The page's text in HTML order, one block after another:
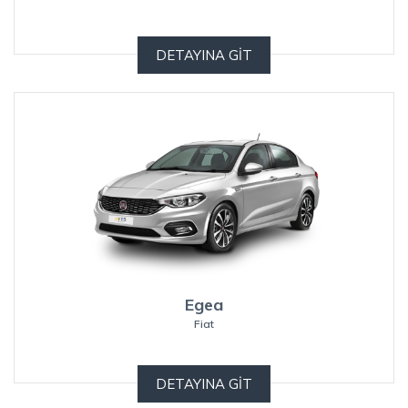
DETAYINA GİT
Egea
Fiat
DETAYINA GİT